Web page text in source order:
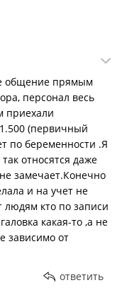
кто пишет об
бесплатно",
здесь никого не
не "обслуживает",
а пациенты,
совсем не бешеные
услуг. В
и благодарна
общение прямым
персонал весь
приехали
(первичный
по беременности .Я
относятся даже
замечает.Конечно
и на учет не
людям кто по записи
какая-то ,а не
зависимо от
ответить